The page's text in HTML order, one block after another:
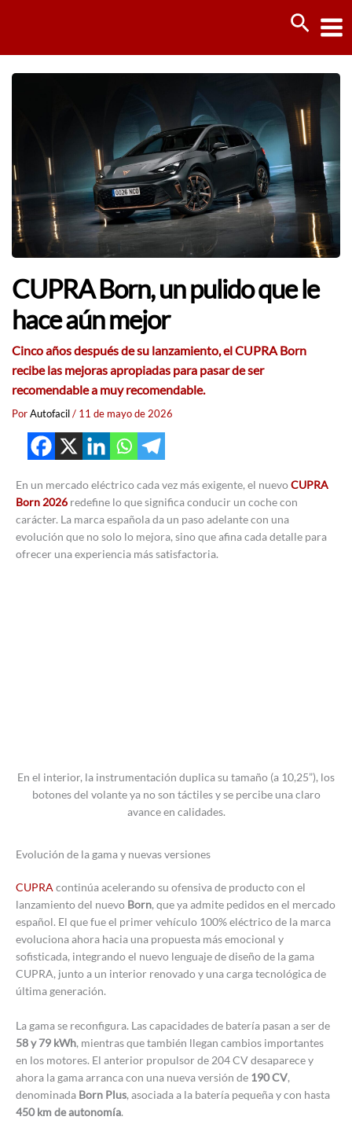
CUPRA Born, un pulido que le
hace aún mejor
Cinco años después de su lanzamiento, el CUPRA Born
recibe las mejoras apropiadas para pasar de ser
recomendable a muy recomendable.
PorAutofacil/ 11 de mayo de 2026
En un mercado eléctrico cada vez más exigente, el nuevoCUPRA
Born 2026 redefine lo que significa conducir un coche con
carácter. La marca española da un paso adelante con una
evolución que no solo lo mejora, sino que afina cada detalle para
ofrecer una experiencia más satisfactoria.
En el interior, la instrumentación duplica su tamaño (a 10,25”), los
botones del volante ya no son táctiles y se percibe una claro
avance en calidades.
Evolución de la gama y nuevas versiones
CUPRA continúa acelerando su ofensiva de producto con el
lanzamiento del nuevo Born, que ya admite pedidos en el mercado
español. El que fue el primer vehículo 100% eléctrico de la marca
evoluciona ahora hacia una propuesta más emocional y
sofisticada, integrando el nuevo lenguaje de diseño de la gama
CUPRA, junto a un interior renovado y una carga tecnológica de
última generación.
La gama se reconfigura. Las capacidades de batería pasan a ser de
58 y 79 kWh, mientras que también llegan cambios importantes
en los motores. El anterior propulsor de 204 CV desaparece y
ahora la gama arranca con una nueva versión de 190 CV,
denominada Born Plus, asociada a la batería pequeña y con hasta
450 km de autonomía.